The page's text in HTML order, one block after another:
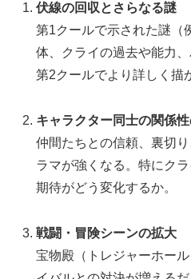
伏線の回収とさらなる謎
第1クールで示された謎（
体、クライの過去や能力
第2クールでより詳しく描
キャラクター同士の関係性
仲間たちとの信頼、裏切
ラマが強くなる。特にク
期待がどう変化するか。
戦闘・冒険シーンの拡大
宝物殿（トレジャーホー